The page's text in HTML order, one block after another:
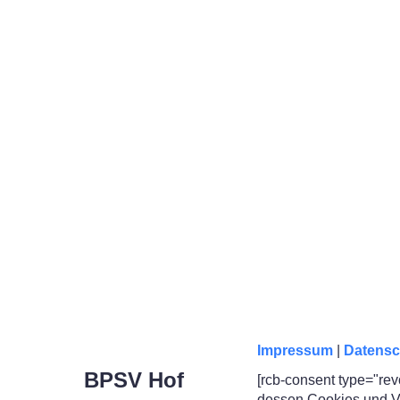
BPSV Hof
Impressum
[rcb-consent